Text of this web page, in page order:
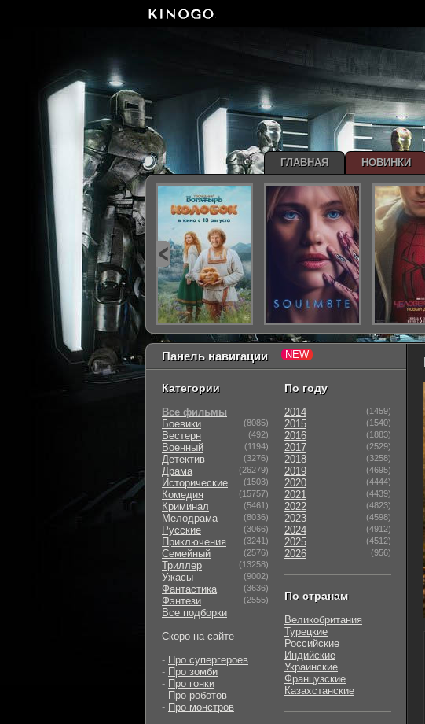
Панель навигации
Категории
Все фильмы
Боевики
(8085)
Вестерн (492)
Военный (1194)
Детектив (3276)
Драма (26279)
Исторические (1503)
Комедия (15757)
Криминал (5461)
Мелодрама (8036)
Русские (3066)
Приключения (3241)
Семейный (2576)
Триллер (13258)
Ужасы (9002)
Фантастика (3636)
Фэнтези (2555)
Все подборки
Скоро на сайте
- Про супергероев
- Про зомби
- Про гонки
- Про роботов
- Про монстров
По году
2014 (1459)
2015 (1540)
2016 (1883)
2017 (2529)
2018 (3258)
2019 (4695)
2020 (4444)
2021 (4439)
2022 (4823)
2023 (4598)
2024 (4912)
2025 (4512)
2026 (956)
По странам
Великобритания
Турецкие
Российские
Индийские
Украинские
Французские
Казахстанские
ГЛАВНАЯ НОВИНКИ